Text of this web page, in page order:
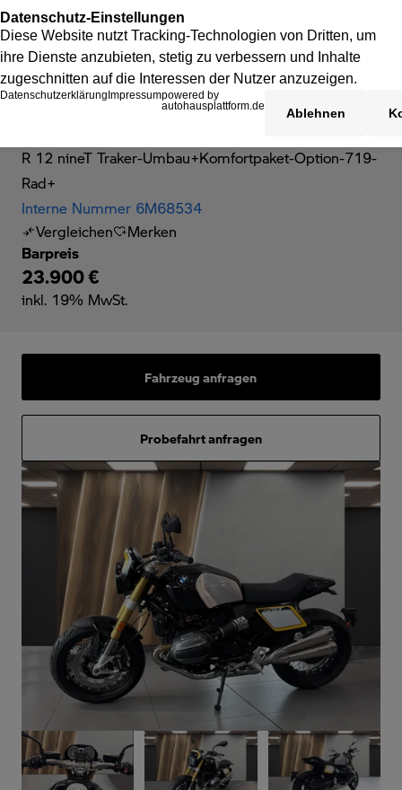
R 12 nineT Traker-Umbau+Komfortpaket-Option-719-
Rad+
Interne Nummer 6M68534
Vergleichen
Merken
Barpreis
23.900 €
inkl. 19% MwSt.
Fahrzeug anfragen
Probefahrt anfragen